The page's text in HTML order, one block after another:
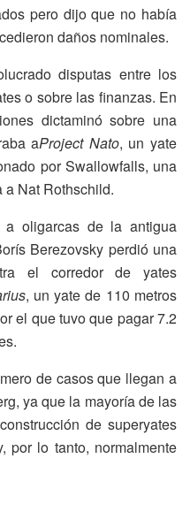
pero dijo que no había
daños nominales.
disputas entre los
o sobre las finanzas. En
dictaminó sobre una
aProject Nato, un yate
por Swallowfalls, una
a Nat Rothschild.
a oligarcas de la antigua
Berezovsky perdió una
el corredor de yates
, un yate de 110 metros
el que tuvo que pagar 7.2
de casos que llegan a
ya que la mayoría de las
de superyates
por lo tanto, normalmente